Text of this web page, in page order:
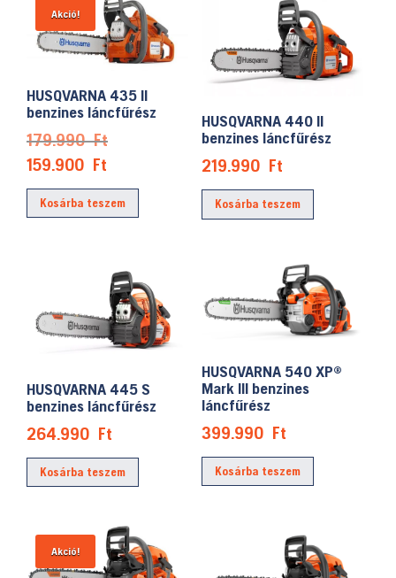
Akció!
HUSQVARNA 435 II
benzines láncfűrész
179.990FtOriginal
was:
179.990 Ft.
159.900 Ft
price
is:
Kosárba teszem
HUSQVARNA 440 II
benzines láncfűrész
219.990 Ft
Kosárba teszem
HUSQVARNA 445 S
benzines láncfűrész
264.990 Ft
Kosárba teszem
HUSQVARNA 540 XP®
Mark III benzines
láncfűrész
399.990 Ft
Kosárba teszem
Akció!